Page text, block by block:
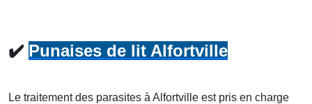
✔️ Punaises de lit Alfortville
Le traitement des parasites à Alfortville est pris en charge